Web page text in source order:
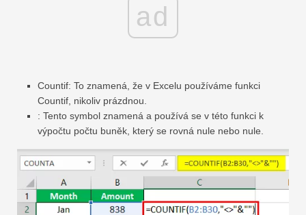
ad
Countif: To znamená, že v Excelu používáme funkci
Countif, nikoliv prázdnou.
: Tento symbol znamená a používá se v této funkci k
výpočtu počtu buněk, který se rovná nule nebo nule.